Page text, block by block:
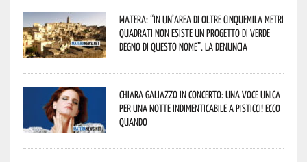
Matera: “In un’area di oltre cinquemila metri
quadrati non esiste un progetto di verde
degno di questo nome”. La denuncia
Chiara Galiazzo in concerto: una voce unica
per una notte indimenticabile a Pisticci! Ecco
quando